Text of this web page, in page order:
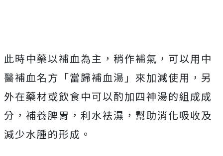
此時中藥以補血為主，稍作補氣，可以用中
醫補血名方「當歸補血湯」來加減使用，另
外在藥材或飲食中可以酌加四神湯的組成成
分，補養脾胃，利水袪濕，幫助消化吸收及
減少水腫的形成。